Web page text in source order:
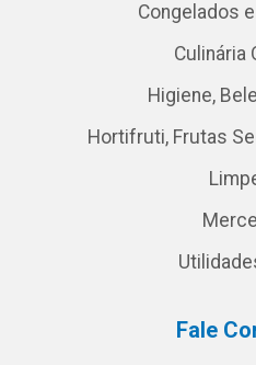
Congelados
Culinária
Higiene,
Hortifruti, Frutas
Fale